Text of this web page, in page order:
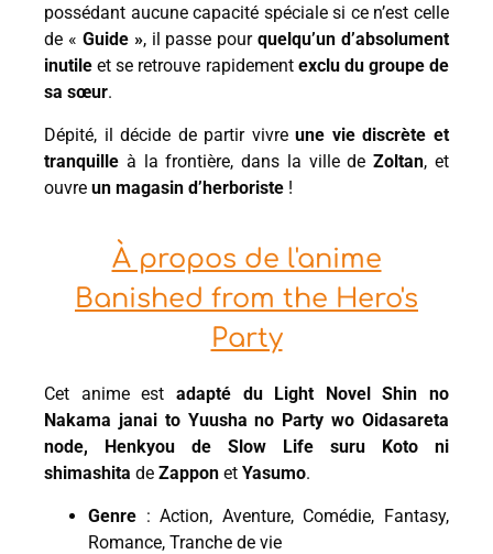
possédant aucune capacité spéciale si ce n’est celle
de « Guide », il passe pourquelqu’un d’absolument
inutile et se retrouve rapidement exclu du groupe de
sa sœur.
Dépité, il décide de partir vivreune vie discrète et
tranquille à la frontière, dans la ville deZoltan, et
ouvre un magasin d’herboriste !
À propos de l'anime
Banished from the Hero's
Party
Cet anime est adapté du Light Novel Shin no
Nakama janai to Yuusha no Party wo Oidasareta
node, Henkyou de Slow Life suru Koto ni
shimashita de Zappon et Yasumo.
Genre : Action, Aventure, Comédie, Fantasy,
Romance, Tranche de vie